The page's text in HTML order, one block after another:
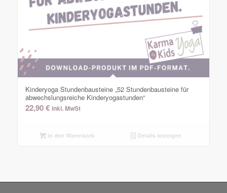
Kinderyoga Stundenbausteine „52 Stundenbausteine für
abwechslungsreiche Kinderyogastunden“
22,90€ inkl. MwSt
In den Warenkorb Details anzeigen